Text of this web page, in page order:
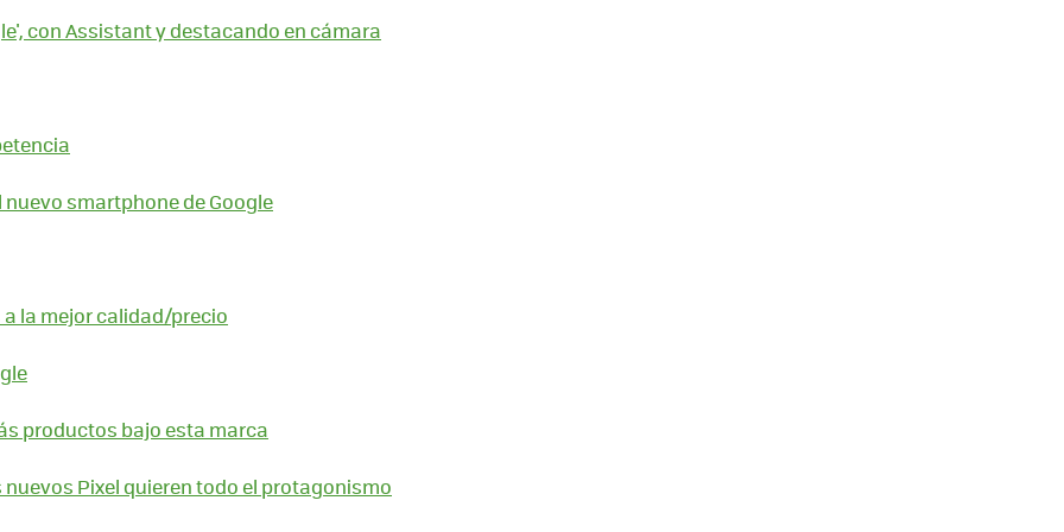
con Assistant y destacando en cámara
nuevo smartphone de Google
a la mejor calidad/precio
productos bajo esta marca
nuevos Pixel quieren todo el protagonismo